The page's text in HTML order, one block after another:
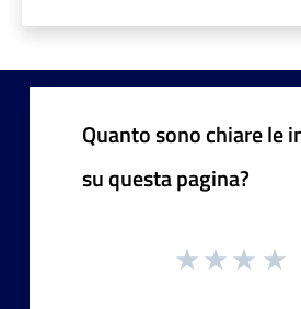
Quanto sono chiare le
su questa pagina?